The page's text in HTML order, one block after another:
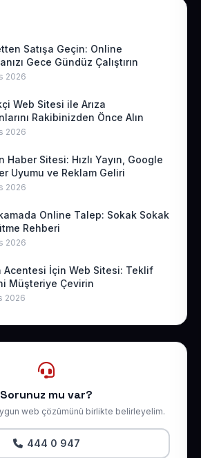
Satışa Geçin: Online
Gece Gündüz Çalıştırın
2026
Web Sitesi ile Arıza
Rakibinizden Önce Alın
2026
Haber Sitesi: Hızlı Yayın, Google
Uyumu ve Reklam Geliri
2026
Online Talep: Sokak Sokak
Rehberi
2026
Acentesi İçin Web Sitesi: Teklif
Müşteriye Çevirin
2026
Sorunuz mu var?
web çözümünü birlikte belirleyelim.
444 0 947